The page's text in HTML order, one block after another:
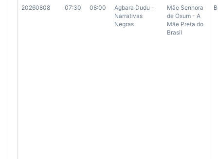
20260808 07:30 08:00
Agbara Dudu -
Narrativas
Negras
Mãe Senhora
de Oxum - A
Mãe Preta do
Brasil